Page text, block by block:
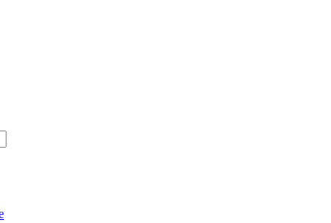
Daily Hindi News Website